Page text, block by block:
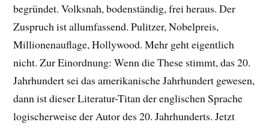
begründet. Volksnah, bodenständig, frei heraus. Der
Zuspruch ist allumfassend. Pulitzer, Nobelpreis,
Millionenauflage, Hollywood. Mehr geht eigentlich
nicht. Zur Einordnung: Wenn die These stimmt, das 20.
Jahrhundert sei das amerikanische Jahrhundert gewesen,
dann ist dieser Literatur-Titan der englischen Sprache
logischerweise der Autor des 20. Jahrhunderts. Jetzt